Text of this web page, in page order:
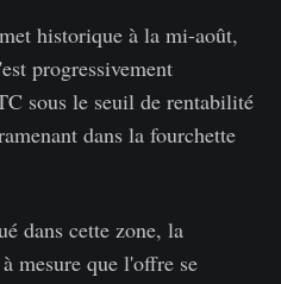
historique à la mi-août,
progressivement
sous le seuil de rentabilité
dans la fourchette
dans cette zone, la
mesure que l'offre se